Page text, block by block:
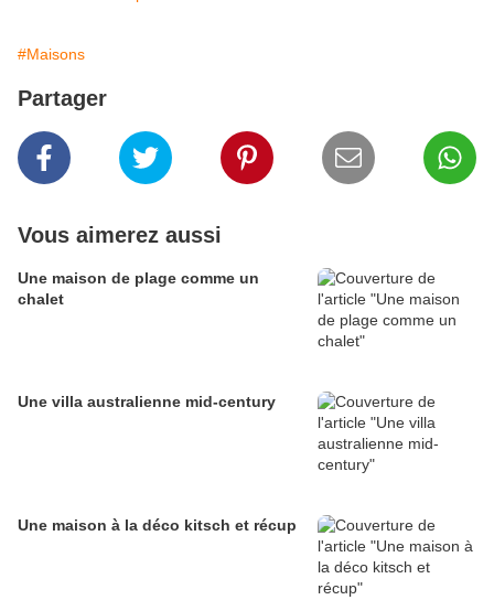
#Maisons
Partager
Vous aimerez aussi
Une maison de plage comme un
chalet
Une villa australienne mid-century
Une maison à la déco kitsch et récup